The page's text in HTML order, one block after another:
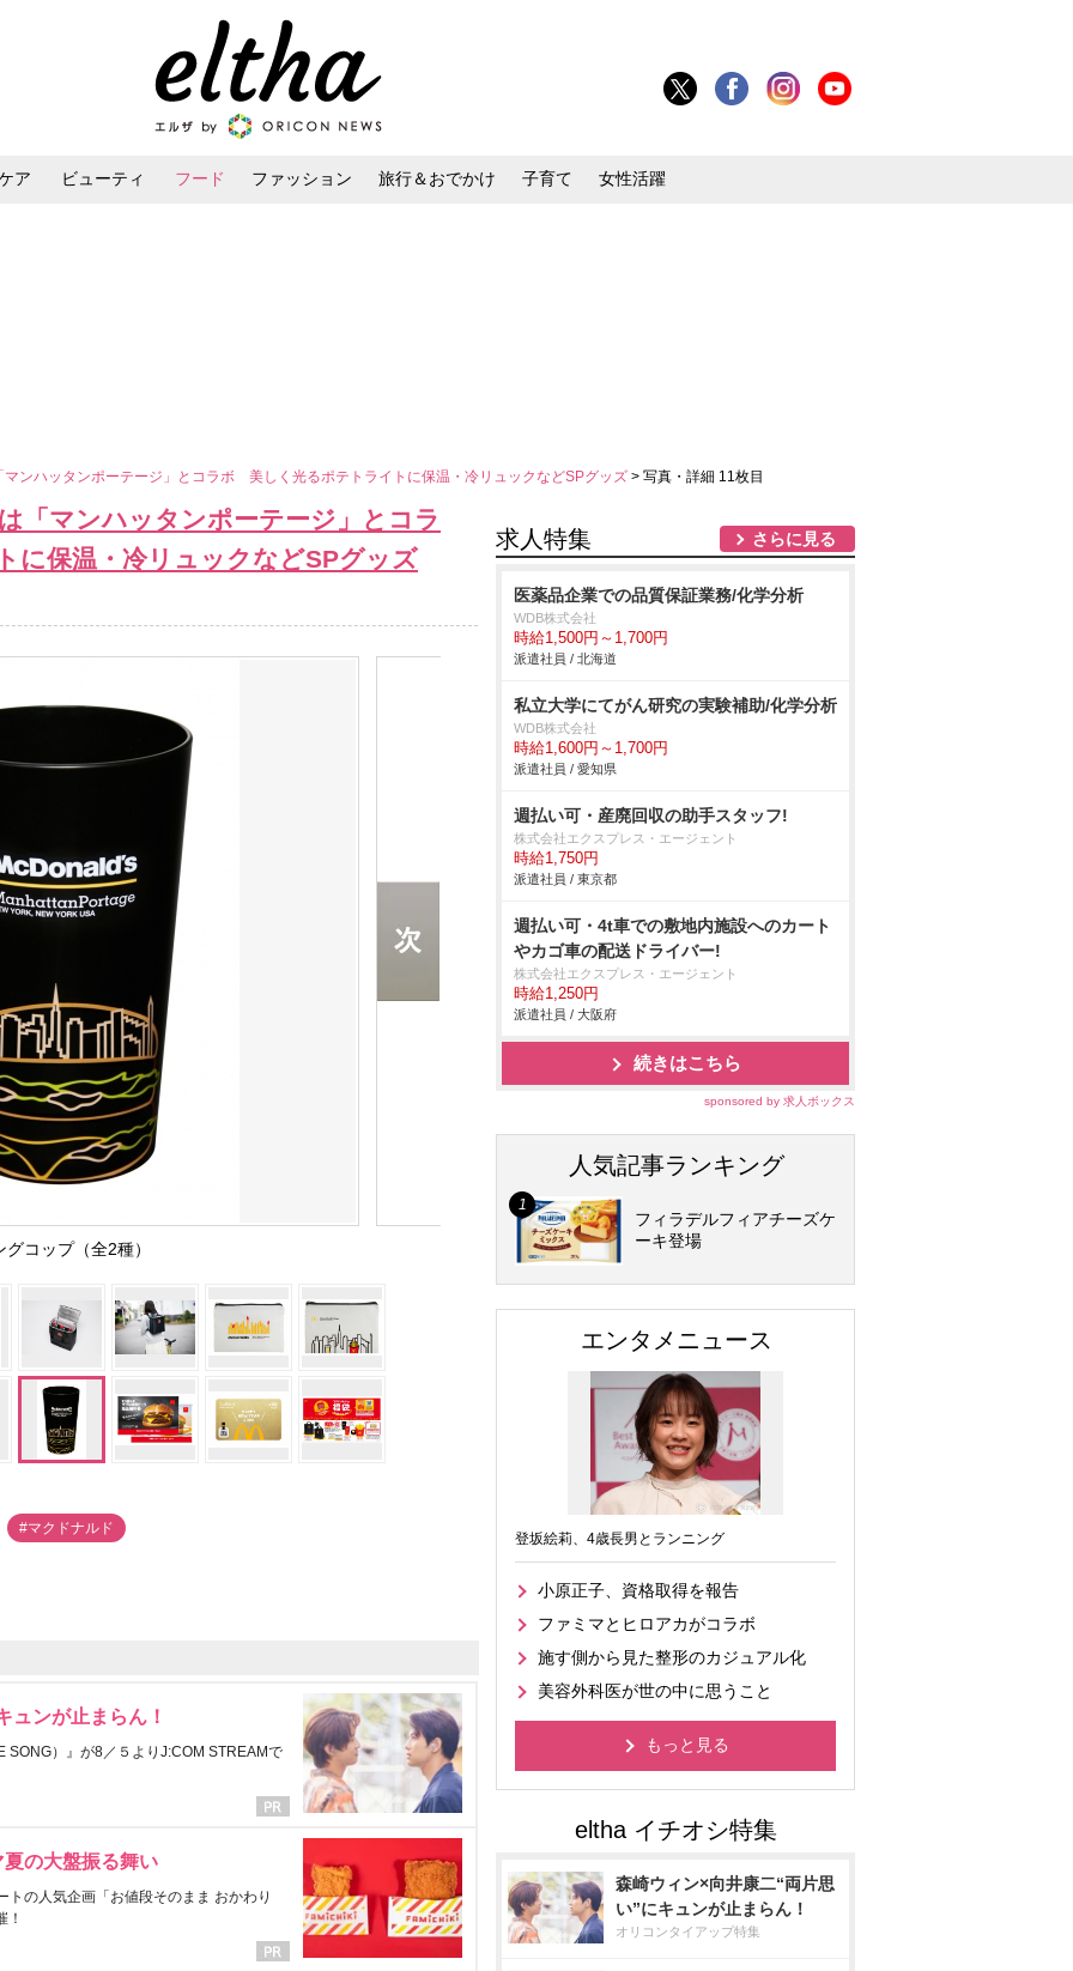
ア ビューティ フード ファッション 旅行＆おでかけ 子育て 女性活躍
ンハッタンポーテージ」とコラボ 美しく光るポテトライトに保温・冷リュックなどSPグッズ > 写真・詳細 11枚目
「マンハッタンポーテージ」とコラ
保温・冷リュックなどSPグッズ
グコップ（全2種）
#マクドナルド
ュンが止まらん！
SONG）』が8／５よりJ:COM STREAMで
の大盤振る舞い
の人気企画「お値段そのまま おかわり
！
求人特集 さらに見る
医薬品企業での品質保証業務/化学分析
WDB株式会社
時給1,500円～1,700円
派遣社員 / 北海道
私立大学にてがん研究の実験補助/化学分析
WDB株式会社
時給1,600円～1,700円
派遣社員 / 愛知県
週払い可・産廃回収の助手スタッフ!
株式会社エクスプレス・エージェント
時給1,750円
派遣社員 / 東京都
週払い可・4t車での敷地内施設へのカート
カゴ車の配送ドライバー!
株式会社エクスプレス・エージェント
時給1,250円
派遣社員 / 大阪府
続きはこちら
sponsored by 求人ボックス
人気記事ランキング
フィラデルフィアチーズケ
ーキ登場
エンタメニュース
登坂絵莉、4歳長男とランニング
小原正子、資格取得を報告
ファミマとヒロアカがコラボ
施す側から見た整形のカジュアル化
美容外科医が世の中に思うこと
もっと見る
森崎ウィン×向井康二“両片思
い”にキュンが止まらん！
オリコンタイアップ特集